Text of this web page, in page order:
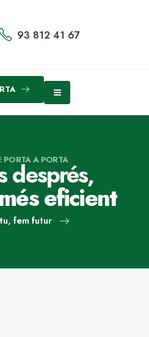
93 812 41 67
PORTA A PORTA
després,
eficient
fem futur